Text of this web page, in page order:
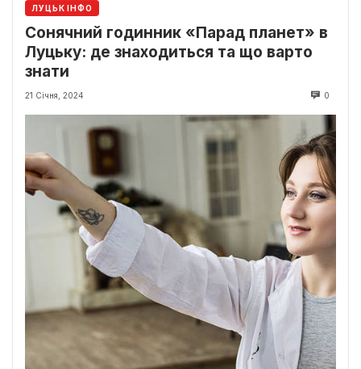
ЛУЦЬК ІНФО
Сонячний годинник «Парад планет» в
Луцьку: де знаходиться та що варто
знати
21 Січня, 2024 0